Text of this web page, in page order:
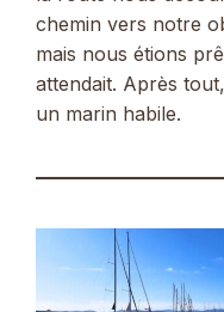
chemin vers notre
mais nous étions
attendait. Après
un marin habile.